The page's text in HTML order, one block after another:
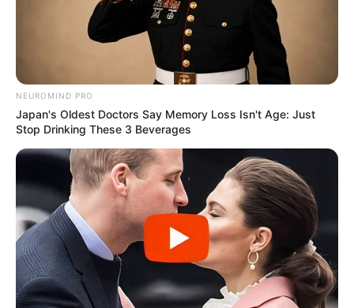
Σχετικά με το Newstok
Ειδήσεις—Συχνές Ερωτήσεις
Ποιες ειδήσεις καλύπτει καθημερινά το Newstok;
Πόσο γρήγορα δημοσιεύονται οι έκτακτες ειδήσεις;
Προσφέρετε ενημέρωση για την Πολιτική και την
Οικονομία;
+
NEUROMIND PRO
Japan's Oldest Doctors Say Memory Loss Isn't Age: Just
Stop Drinking These 3 Beverages